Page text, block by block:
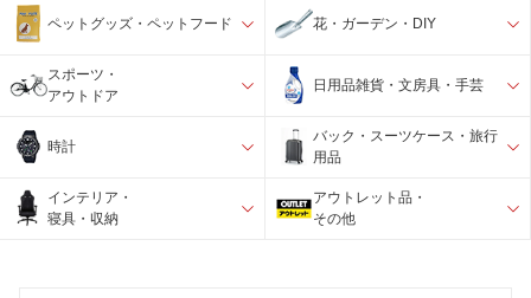
ペットグッズ・ペットフード 花・ガーデン・DIY
スポーツ・
アウトドア
日用品雑貨・文房具・手芸
時計
バック・スーツケース・旅行
用品
インテリア・
寝具・収納
アウトレット品・
その他